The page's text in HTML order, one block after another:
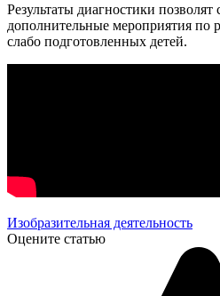
Результаты диагностики позволят
дополнительные мероприятия по
слабо подготовленных детей.
Изобразительная деятельность
Оцените статью